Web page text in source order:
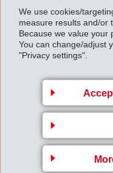
We use cookies/
measure results and/or
Because we value your
You can change/adjust
"Privacy settings".
我们是造纸机织物纤
GRILTECH 所开发的
GRILON® 纤维，而
我们的扁平纤维、热
仍具备巨大的潜力进